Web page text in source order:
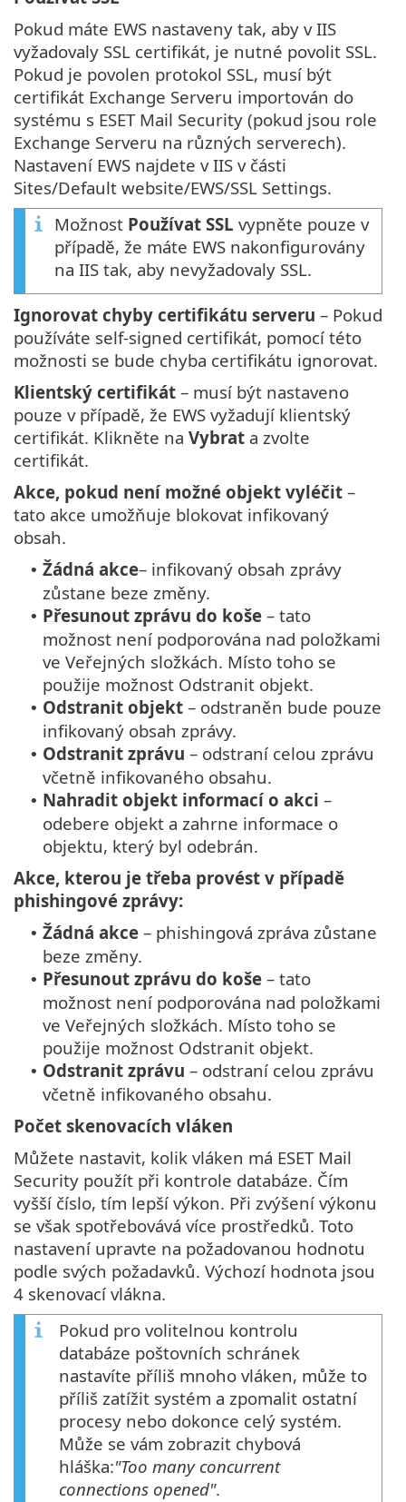
Pokud máte EWS nastaveny tak, aby v IIS
vyžadovaly SSL certifikát, je nutné povolit SSL.
Pokud je povolen protokol SSL, musí být
certifikát Exchange Serveru importován do
systému s ESET Mail Security (pokud jsou role
Exchange Serveru na různých serverech).
Nastavení EWS najdete v IIS v části
Sites/Default website/EWS/SSL Settings.
Možnost Používat SSL vypněte pouze v
případě, že máte EWS nakonfigurovány
na IIS tak, aby nevyžadovaly SSL.
Ignorovat chyby certifikátu serveru – Pokud
používáte self-signed certifikát, pomocí této
možnosti se bude chyba certifikátu ignorovat.
Klientský certifikát – musí být nastaveno
pouze v případě, že EWS vyžadují klientský
certifikát. Klikněte na Vybrat a zvolte
certifikát.
Akce, pokud není možné objekt vyléčit –
tato akce umožňuje blokovat infikovaný
obsah.
• Žádná akce– infikovaný obsah zprávy
zůstane beze změny.
• Přesunout zprávu do koše – tato
možnost není podporována nad položkami
ve Veřejných složkách. Místo toho se
použije možnost Odstranit objekt.
• Odstranit objekt – odstraněn bude pouze
infikovaný obsah zprávy.
• Odstranit zprávu – odstraní celou zprávu
včetně infikovaného obsahu.
• Nahradit objekt informací o akci –
odebere objekt a zahrne informace o
objektu, který byl odebrán.
Akce, kterou je třeba provést v případě
phishingové zprávy:
• Žádná akce – phishingová zpráva zůstane
beze změny.
• Přesunout zprávu do koše – tato
možnost není podporována nad položkami
ve Veřejných složkách. Místo toho se
použije možnost Odstranit objekt.
• Odstranit zprávu – odstraní celou zprávu
včetně infikovaného obsahu.
Počet skenovacích vláken
Můžete nastavit, kolik vláken má ESET Mail
Security použít při kontrole databáze. Čím
vyšší číslo, tím lepší výkon. Při zvýšení výkonu
se však spotřebovává více prostředků. Toto
nastavení upravte na požadovanou hodnotu
podle svých požadavků. Výchozí hodnota jsou
4 skenovací vlákna.
Pokud pro volitelnou kontrolu
databáze poštovních schránek
nastavíte příliš mnoho vláken, může to
příliš zatížit systém a zpomalit ostatní
procesy nebo dokonce celý systém.
Může se vám zobrazit chybová
hláška:"Too many concurrent
connections opened".